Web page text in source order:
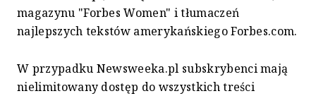
magazynu "Forbes Women" i tłumaczeń
najlepszych tekstów amerykańskiego Forbes.com.
W przypadku Newsweeka.pl subskrybenci mają
nielimitowany dostęp do wszystkich treści